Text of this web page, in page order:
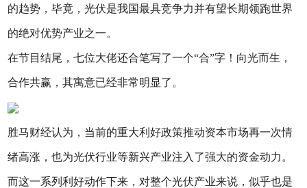
的趋势，毕竟，光伏是我国最具竞争力并有望长期领跑世界
的绝对优势产业之一。
在节目结尾，七位大佬还合笔写了一个“合”字！向光而生，
合作共赢，其寓意已经非常明显了。
胜马财经认为，当前的重大利好政策推动资本市场再一次情
绪高涨，也为光伏行业等新兴产业注入了强大的资金动力。
而这一系列利好动作下来，对整个光伏产业来说，似乎也是